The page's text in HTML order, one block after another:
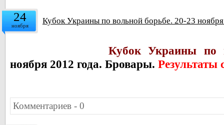
24
ноября Кубок Украины по вольной борьбе. 20-23
Кубок Украины по
ноября 2012 года. Бровары. Результаты
Комментариев - 0